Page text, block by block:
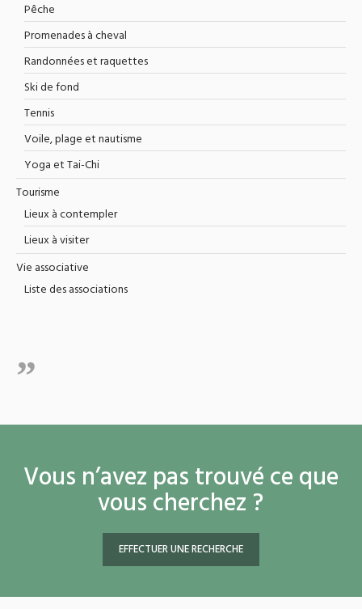
Pêche
Promenades à cheval
Randonnées et raquettes
Ski de fond
Tennis
Voile, plage et nautisme
Yoga et Tai-Chi
Tourisme
Lieux à contempler
Lieux à visiter
Vie associative
Liste des associations
Vous n’avez pas trouvé ce que
vous cherchez ?
EFFECTUER UNE RECHERCHE